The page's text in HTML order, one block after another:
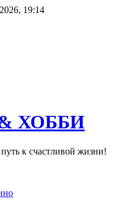
19:14
& ХОББИ
к счастливой жизни!